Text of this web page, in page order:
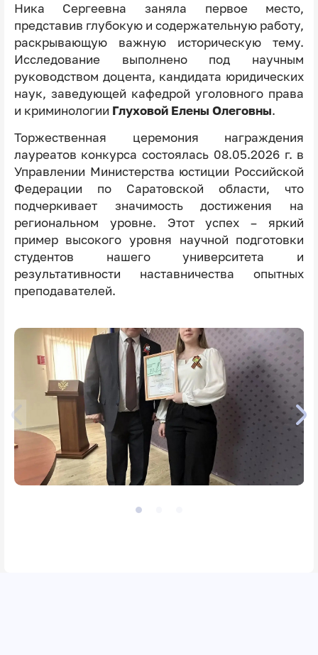
Ника Сергеевна заняла первое место,
представив глубокую и содержательную работу,
раскрывающую важную историческую тему.
Исследование выполнено под научным
руководством доцента, кандидата юридических
наук, заведующей кафедрой уголовного права
и криминологии Глуховой Елены Олеговны.
Торжественная церемония награждения
лауреатов конкурса состоялась 08.05.2026 г. в
Управлении Министерства юстиции Российской
Федерации по Саратовской области, что
подчеркивает значимость достижения на
региональном уровне. Этот успех – яркий
пример высокого уровня научной подготовки
студентов нашего университета и
результативности наставничества опытных
преподавателей.